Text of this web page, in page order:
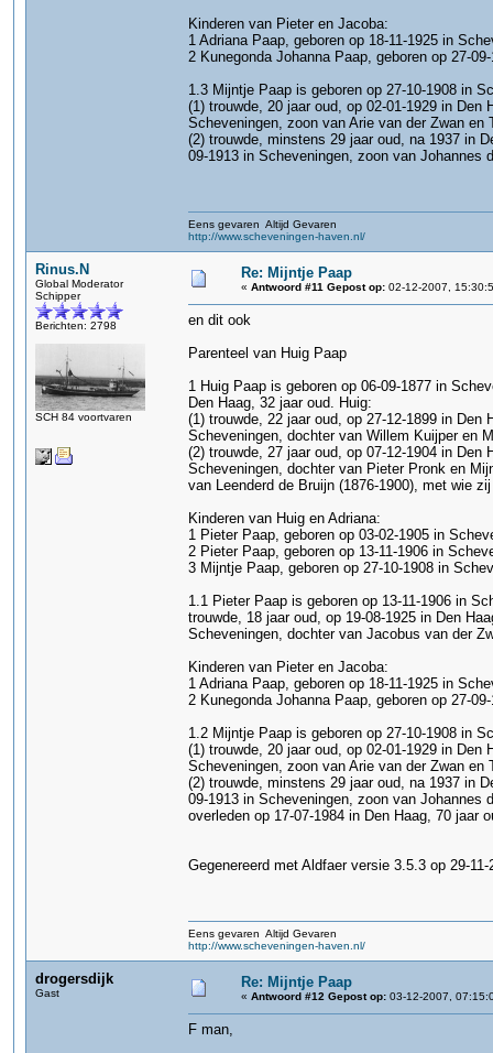
Kinderen van Pieter en Jacoba:
1 Adriana Paap, geboren op 18-11-1925 in
2 Kunegonda Johanna Paap, geboren op 27-
1.3 Mijntje Paap is geboren op 27-10-1908 in
(1) trouwde, 20 jaar oud, op 02-01-1929 in
Scheveningen, zoon van Arie van der Zwan en
(2) trouwde, minstens 29 jaar oud, na 1937 in
09-1913 in Scheveningen, zoon van Johannes
Eens gevaren Altijd Gevaren
http://www.scheveningen-haven.nl/
Rinus.N
Global Moderator
Schipper
Berichten: 2798
SCH 84 voortvaren
Re: Mijntje Paap
« Antwoord #11 Gepost op: 02-12-2007,
en dit ook
Parenteel van Huig Paap
1 Huig Paap is geboren op 06-09-1877 in
Den Haag, 32 jaar oud. Huig:
(1) trouwde, 22 jaar oud, op 27-12-1899 in Den
Scheveningen, dochter van Willem Kuijper en
(2) trouwde, 27 jaar oud, op 07-12-1904 in Den
Scheveningen, dochter van Pieter Pronk en
van Leenderd de Bruijn (1876-1900), met wie
Kinderen van Huig en Adriana:
1 Pieter Paap, geboren op 03-02-1905 in
2 Pieter Paap, geboren op 13-11-1906 in
3 Mijntje Paap, geboren op 27-10-1908 in
1.1 Pieter Paap is geboren op 13-11-1906 in
trouwde, 18 jaar oud, op 19-08-1925 in Den
Scheveningen, dochter van Jacobus van der
Kinderen van Pieter en Jacoba:
1 Adriana Paap, geboren op 18-11-1925 in
2 Kunegonda Johanna Paap, geboren op 27-
1.2 Mijntje Paap is geboren op 27-10-1908 in
(1) trouwde, 20 jaar oud, op 02-01-1929 in
Scheveningen, zoon van Arie van der Zwan en
(2) trouwde, minstens 29 jaar oud, na 1937 in
09-1913 in Scheveningen, zoon van Johannes
overleden op 17-07-1984 in Den Haag, 70 jaar
Gegenereerd met Aldfaer versie 3.5.3 op 29-11-
Eens gevaren Altijd Gevaren
http://www.scheveningen-haven.nl/
drogersdijk
Gast
Re: Mijntje Paap
« Antwoord #12 Gepost op: 03-12-2007,
F man,